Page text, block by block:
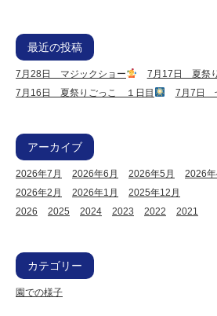
最近の投稿
7月28日 マジックショー
7月17日 夏祭
7月16日 夏祭りごっこ １日目
7月7日
アーカイブ
2026年7月 2026年6月 2026年5月 2026年
2026年2月
2026年1月
2025年12月
2026
2025 2024 2023 2022 2021
カテゴリー
園での様子